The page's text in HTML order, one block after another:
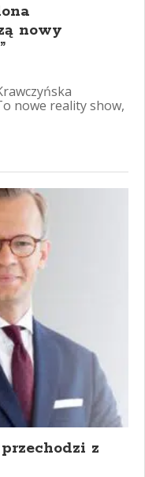
nowy
nowe reality show,
z